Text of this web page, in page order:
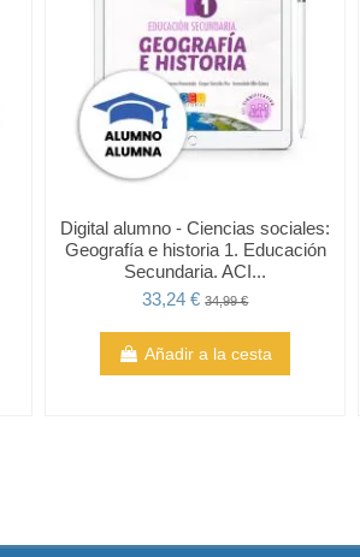
Digital alumno - Ciencias sociales:
Geografía e historia 1. Educación
Secundaria. ACI...
33,24 €34,99 €
Añadir a la cesta